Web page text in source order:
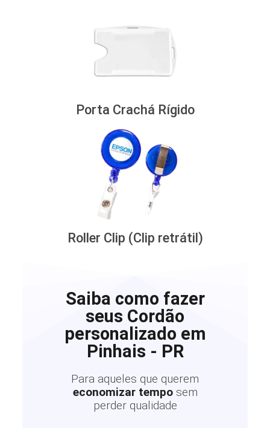
Porta Crachá Rígido
Roller Clip (Clip retrátil)
Saiba como fazer
seus Cordão
personalizado em
Pinhais - PR
Para aqueles que querem
economizar tempo sem
perder qualidade